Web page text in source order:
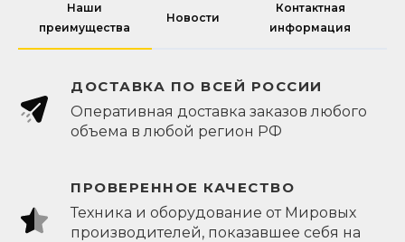
Наши
преимущества
Новости
Контактная
информация
ДОСТАВКА ПО ВСЕЙ РОССИИ
Оперативная доставка заказов любого
объема в любой регион РФ
ПРОВЕРЕННОЕ КАЧЕСТВО
Техника и оборудование от Мировых
производителей, показавшее себя на